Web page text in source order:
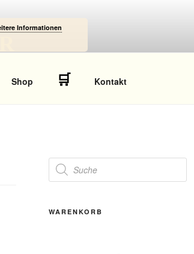
Shop 🛒 Kontakt
Products
search
WARENKORB
Informationen